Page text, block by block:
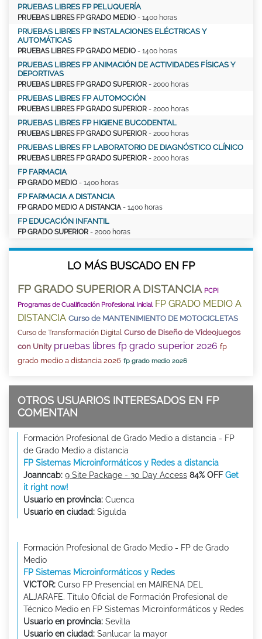
PRUEBAS LIBRES FP PELUQUERÍA
PRUEBAS LIBRES FP GRADO MEDIO - 1400 horas
PRUEBAS LIBRES FP INSTALACIONES ELÉCTRICAS Y
AUTOMÁTICAS
PRUEBAS LIBRES FP GRADO MEDIO - 1400 horas
PRUEBAS LIBRES FP ANIMACIÓN DE ACTIVIDADES FÍSICAS Y
DEPORTIVAS
PRUEBAS LIBRES FP GRADO SUPERIOR - 2000 horas
PRUEBAS LIBRES FP AUTOMOCIÓN
PRUEBAS LIBRES FP GRADO SUPERIOR - 2000 horas
PRUEBAS LIBRES FP HIGIENE BUCODENTAL
PRUEBAS LIBRES FP GRADO SUPERIOR - 2000 horas
PRUEBAS LIBRES FP LABORATORIO DE DIAGNÓSTICO CLÍNICO
PRUEBAS LIBRES FP GRADO SUPERIOR - 2000 horas
FP FARMACIA
FP GRADO MEDIO - 1400 horas
FP FARMACIA A DISTANCIA
FP GRADO MEDIO A DISTANCIA - 1400 horas
FP EDUCACIÓN INFANTIL
FP GRADO SUPERIOR - 2000 horas
LO MÁS BUSCADO EN FP
FP GRADO SUPERIOR A DISTANCIA PCPI
Programas de Cualificación Profesional Inicial FP GRADO MEDIO A
DISTANCIA Curso de MANTENIMIENTO DE MOTOCICLETAS
Curso de Transformación Digital Curso de Diseño de Videojuegos
con Unity pruebas libres fp grado superior 2026 fp
grado medio a distancia 2026 fp grado medio 2026
OTROS USUARIOS INTERESADOS EN FP
COMENTAN
Formación Profesional de Grado Medio a distancia - FP
de Grado Medio a distancia
FP Sistemas Microinformáticos y Redes a distancia
Joanncab: 9 Site Package - 30 Day Access 84% OFFGet
it right now!
Usuario en provincia: Cuenca
Usuario en ciudad: Sigulda
Formación Profesional de Grado Medio - FP de Grado
Medio
FP Sistemas Microinformáticos y Redes
VICTOR: Curso FP Presencial en MAIRENA DEL
ALJARAFE. Título Oficial de Formación Profesional de
Técnico Medio en FP Sistemas Microinformáticos y Redes
Usuario en provincia: Sevilla
Usuario en ciudad: Sanlucar la mayor